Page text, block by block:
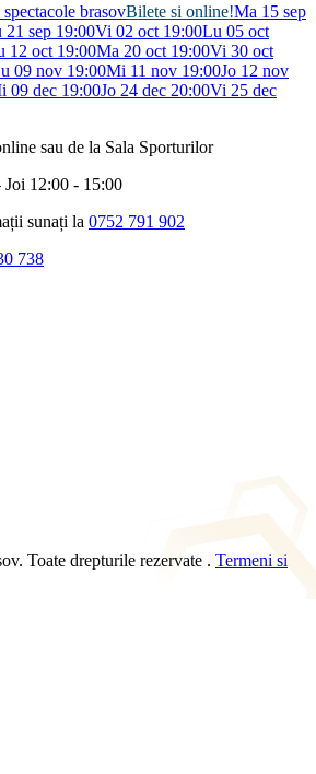
Bilete si online!Ma 15 sep
21 sep 19:00Vi 02 oct 19:00Lu 05 oct
12 oct 19:00Ma 20 oct 19:00Vi 30 oct
09 nov 19:00Mi 11 nov 19:00Jo 12 nov
09 dec 19:00Jo 24 dec 20:00Vi 25 dec
sau de la Sala Sporturilor
Joi 12:00 - 15:00
sunați la 0752 791 902
738
Toate drepturile rezervate . Termeni si